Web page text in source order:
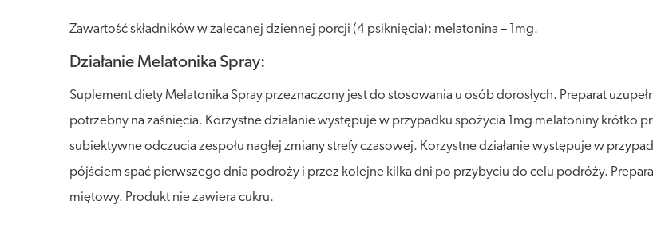
Zawartość składników w zalecanej dziennej porcji (4 psiknięcia): melatonina – 1mg.
Działanie Melatonika Spray:
Suplement diety Melatonika Spray przeznaczony jest do stosowania u osób dorosłych. Preparat
potrzebny na zaśnięcia. Korzystne działanie występuje w przypadku spożycia 1mg melatoniny krótko
subiektywne odczucia zespołu nagłej zmiany strefy czasowej. Korzystne działanie występuje w
pójściem spać pierwszego dnia podroży i przez kolejne kilka dni po przybyciu do celu podróży.
miętowy. Produkt nie zawiera cukru.